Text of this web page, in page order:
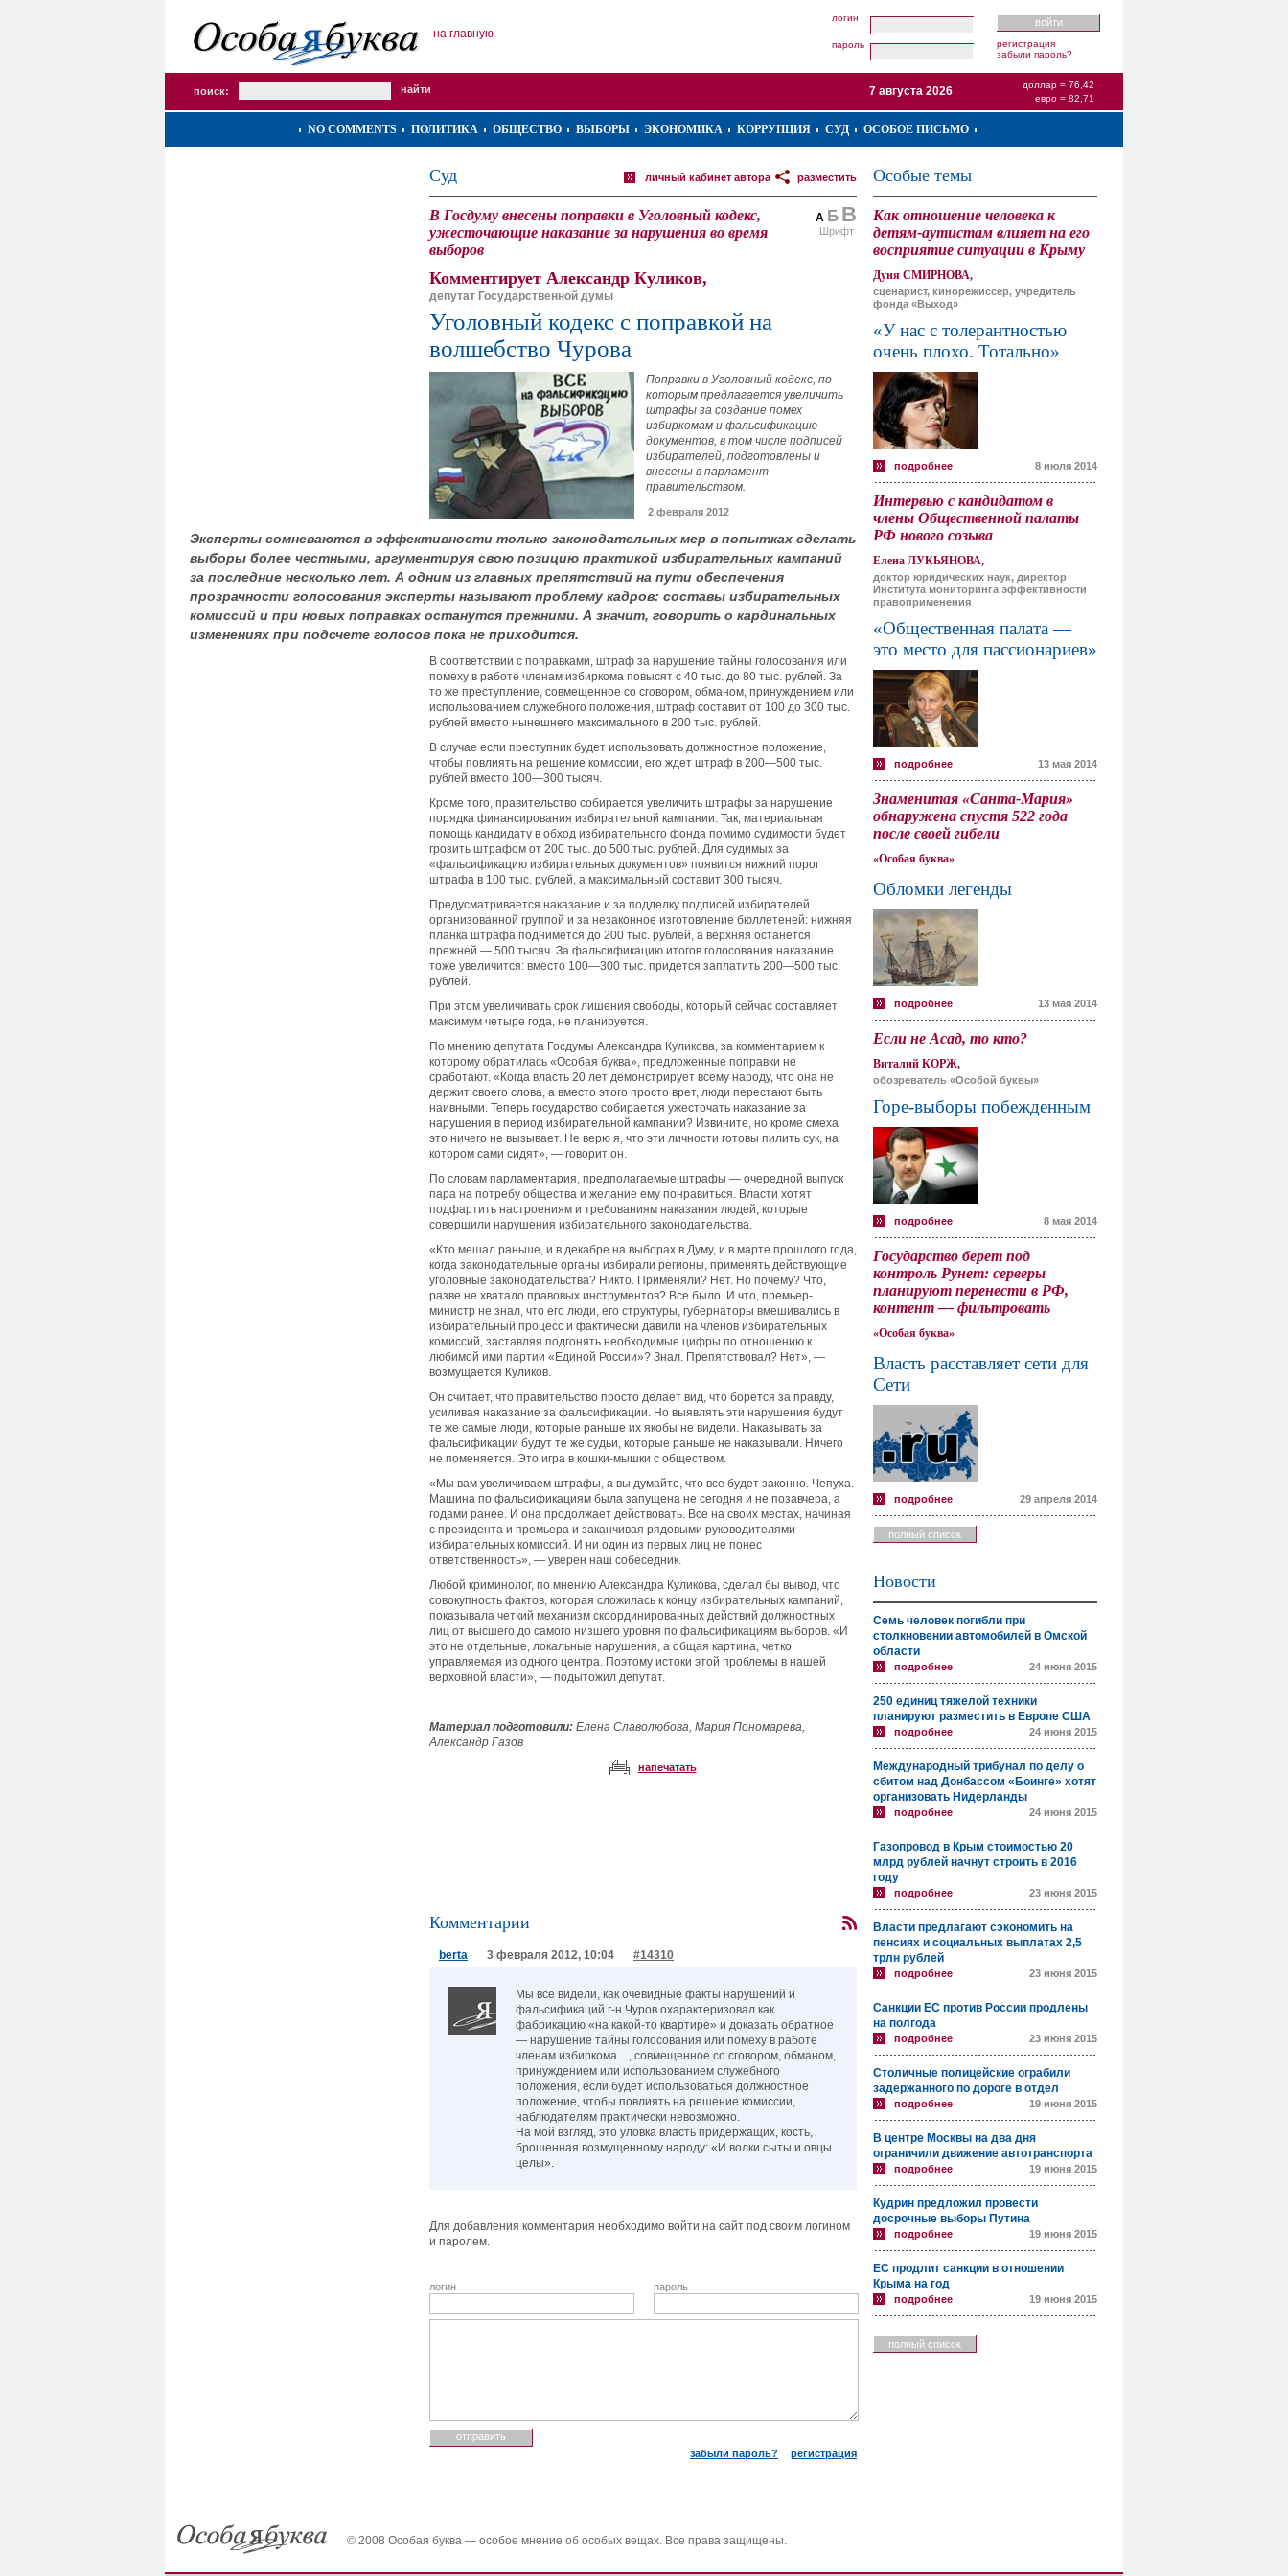
на главную
логин
пароль
регистрация
забыли пароль?
поиск:
доллар = 76,42
евро = 82,71
7 августа 2026
NO COMMENTS ПОЛИТИКА ОБЩЕСТВО ВЫБОРЫ ЭКОНОМИКА КОРРУПЦИЯ СУД ОСОБОЕ ПИСЬМО
Суд разместить
личный кабинет автора
А Б В
Шрифт
В Госдуму внесены поправки в Уголовный кодекс,
ужесточающие наказание за нарушения во время
выборов
Комментирует Александр Куликов,
депутат Государственной думы
Уголовный кодекс с поправкой на
волшебство Чурова
Поправки в Уголовный кодекс, по
которым предлагается увеличить
штрафы за создание помех
избиркомам и фальсификацию
документов, в том числе подписей
избирателей, подготовлены и
внесены в парламент
правительством.
2 февраля 2012
Эксперты сомневаются в эффективности только законодательных мер в попытках сделать
выборы более честными, аргументируя свою позицию практикой избирательных кампаний
за последние несколько лет. А одним из главных препятствий на пути обеспечения
прозрачности голосования эксперты называют проблему кадров: составы избирательных
комиссий и при новых поправках останутся прежними. А значит, говорить о кардинальных
изменениях при подсчете голосов пока не приходится.
В соответствии с поправками, штраф за нарушение тайны голосования или
помеху в работе членам избиркома повысят с 40 тыс. до 80 тыс. рублей. За
то же преступление, совмещенное со сговором, обманом, принуждением или
использованием служебного положения, штраф составит от 100 до 300 тыс.
рублей вместо нынешнего максимального в 200 тыс. рублей.
В случае если преступник будет использовать должностное положение,
чтобы повлиять на решение комиссии, его ждет штраф в 200—500 тыс.
рублей вместо 100—300 тысяч.
Кроме того, правительство собирается увеличить штрафы за нарушение
порядка финансирования избирательной кампании. Так, материальная
помощь кандидату в обход избирательного фонда помимо судимости будет
грозить штрафом от 200 тыс. до 500 тыс. рублей. Для судимых за
«фальсификацию избирательных документов» появится нижний порог
штрафа в 100 тыс. рублей, а максимальный составит 300 тысяч.
Предусматривается наказание и за подделку подписей избирателей
организованной группой и за незаконное изготовление бюллетеней: нижняя
планка штрафа поднимется до 200 тыс. рублей, а верхняя останется
прежней — 500 тысяч. За фальсификацию итогов голосования наказание
тоже увеличится: вместо 100—300 тыс. придется заплатить 200—500 тыс.
рублей.
При этом увеличивать срок лишения свободы, который сейчас составляет
максимум четыре года, не планируется.
По мнению депутата Госдумы Александра Куликова, за комментарием к
которому обратилась «Особая буква», предложенные поправки не
сработают. «Когда власть 20 лет демонстрирует всему народу, что она не
держит своего слова, а вместо этого просто врет, люди перестают быть
наивными. Теперь государство собирается ужесточать наказание за
нарушения в период избирательной кампании? Извините, но кроме смеха
это ничего не вызывает. Не верю я, что эти личности готовы пилить сук, на
котором сами сидят», — говорит он.
По словам парламентария, предполагаемые штрафы — очередной выпуск
пара на потребу общества и желание ему понравиться. Власти хотят
подфартить настроениям и требованиям наказания людей, которые
совершили нарушения избирательного законодательства.
«Кто мешал раньше, и в декабре на выборах в Думу, и в марте прошлого года,
когда законодательные органы избирали регионы, применять действующие
уголовные законодательства? Никто. Применяли? Нет. Но почему? Что,
разве не хватало правовых инструментов? Все было. И что, премьер-
министр не знал, что его люди, его структуры, губернаторы вмешивались в
избирательный процесс и фактически давили на членов избирательных
комиссий, заставляя подгонять необходимые цифры по отношению к
любимой ими партии «Единой России»? Знал. Препятствовал? Нет», —
возмущается Куликов.
Он считает, что правительство просто делает вид, что борется за правду,
усиливая наказание за фальсификации. Но выявлять эти нарушения будут
те же самые люди, которые раньше их якобы не видели. Наказывать за
фальсификации будут те же судьи, которые раньше не наказывали. Ничего
не поменяется. Это игра в кошки-мышки с обществом.
«Мы вам увеличиваем штрафы, а вы думайте, что все будет законно. Чепуха.
Машина по фальсификациям была запущена не сегодня и не позавчера, а
годами ранее. И она продолжает действовать. Все на своих местах, начиная
с президента и премьера и заканчивая рядовыми руководителями
избирательных комиссий. И ни один из первых лиц не понес
ответственность», — уверен наш собеседник.
Любой криминолог, по мнению Александра Куликова, сделал бы вывод, что
совокупность фактов, которая сложилась к концу избирательных кампаний,
показывала четкий механизм скоординированных действий должностных
лиц от высшего до самого низшего уровня по фальсификациям выборов. «И
это не отдельные, локальные нарушения, а общая картина, четко
управляемая из одного центра. Поэтому истоки этой проблемы в нашей
верховной власти», — подытожил депутат.
Материал подготовили: Елена Славолюбова, Мария Пономарева,
Александр Газов
напечатать
Комментарии
berta 3 февраля 2012, 10:04 #14310
Мы все видели, как очевидные факты нарушений и
фальсификаций г-н Чуров охарактеризовал как
фабрикацию «на какой-то квартире» и доказать обратное
— нарушение тайны голосования или помеху в работе
членам избиркома... , совмещенное со сговором, обманом,
принуждением или использованием служебного
положения, если будет использоваться должностное
положение, чтобы повлиять на решение комиссии,
наблюдателям практически невозможно.
На мой взгляд, это уловка власть придержащих, кость,
брошенная возмущенному народу: «И волки сыты и овцы
целы».
Для добавления комментария необходимо войти на сайт под своим логином
и паролем.
логин пароль
забыли пароль? регистрация
Особые темы
Как отношение человека к
детям-аутистам влияет на его
восприятие ситуации в Крыму
Дуня СМИРНОВА,
сценарист, кинорежиссер, учредитель
фонда «Выход»
«У нас с толерантностью
очень плохо. Тотально»
подробнее 8 июля 2014
Интервью с кандидатом в
члены Общественной палаты
РФ нового созыва
Елена ЛУКЬЯНОВА,
доктор юридических наук, директор
Института мониторинга эффективности
правоприменения
«Общественная палата —
это место для пассионариев»
подробнее 13 мая 2014
Знаменитая «Санта-Мария»
обнаружена спустя 522 года
после своей гибели
«Особая буква»
Обломки легенды
подробнее 13 мая 2014
Если не Асад, то кто?
Виталий КОРЖ,
обозреватель «Особой буквы»
Горе-выборы побежденным
подробнее 8 мая 2014
Государство берет под
контроль Рунет: серверы
планируют перенести в РФ,
контент — фильтровать
«Особая буква»
Власть расставляет сети для
Сети
подробнее 29 апреля 2014
полный список
Новости
Семь человек погибли при
столкновении автомобилей в Омской
области
подробнее 24 июня 2015
250 единиц тяжелой техники
планируют разместить в Европе США
подробнее 24 июня 2015
Международный трибунал по делу о
сбитом над Донбассом «Боинге» хотят
организовать Нидерланды
подробнее 24 июня 2015
Газопровод в Крым стоимостью 20
млрд рублей начнут строить в 2016
году
подробнее 23 июня 2015
Власти предлагают сэкономить на
пенсиях и социальных выплатах 2,5
трлн рублей
подробнее 23 июня 2015
Санкции ЕС против России продлены
на полгода
подробнее 23 июня 2015
Столичные полицейские ограбили
задержанного по дороге в отдел
подробнее 19 июня 2015
В центре Москвы на два дня
ограничили движение автотранспорта
подробнее 19 июня 2015
Кудрин предложил провести
досрочные выборы Путина
подробнее 19 июня 2015
ЕС продлит санкции в отношении
Крыма на год
подробнее 19 июня 2015
полный список
© 2008 Особая буква — особое мнение об особых вещах. Все права защищены.